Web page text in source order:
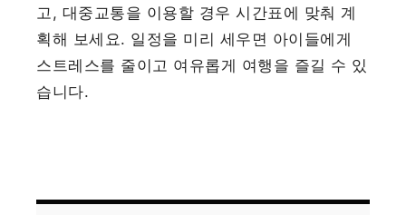
고, 대중교통을 이용할 경우 시간표에 맞춰 계
획해 보세요. 일정을 미리 세우면 아이들에게
스트레스를 줄이고 여유롭게 여행을 즐길 수 있
습니다.